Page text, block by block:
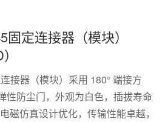
定连接器（模块）
接器（模块）采用 180° 端接方
性防尘门，外观为白色，插拔寿命
磁仿真设计优化，传输性能卓越，